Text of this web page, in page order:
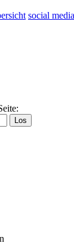
social media